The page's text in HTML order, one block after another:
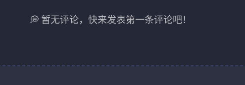
💭 暂无评论，快来发表第一条评论吧！